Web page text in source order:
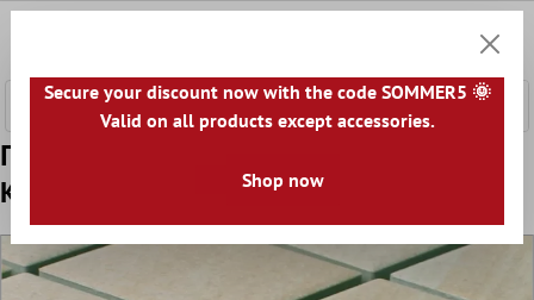
Πρότυπο από Ψηφιδωτά Πλακάκια
Kεραμικά Sahara Πέτρινη Όψη Μπεζ
Secure your discount now with the code SOMMER5 🌞
Valid on all products except accessories.
Shop now